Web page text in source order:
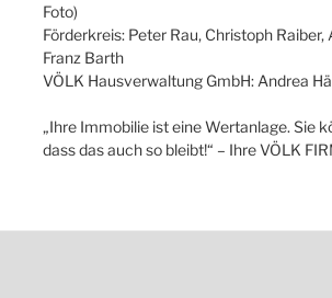
Foto)
Förderkreis: Peter Rau, Christoph Raiber,
Franz Barth
VÖLK Hausverwaltung GmbH: Andrea
„Ihre Immobilie ist eine Wertanlage. Sie
dass das auch so bleibt!“ – Ihre VÖLK